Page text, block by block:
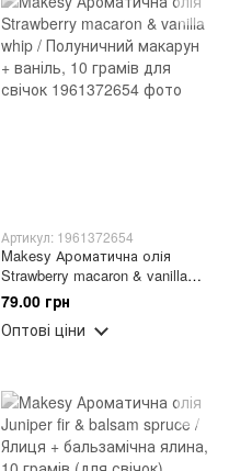
Артикул: 1961372654
Makesy Ароматична олія
Strawberry macaron & vanilla
whip / Полуничний макарун +
ваніль, 10 грамів для свічок
79.00 грн
Оптові ціни